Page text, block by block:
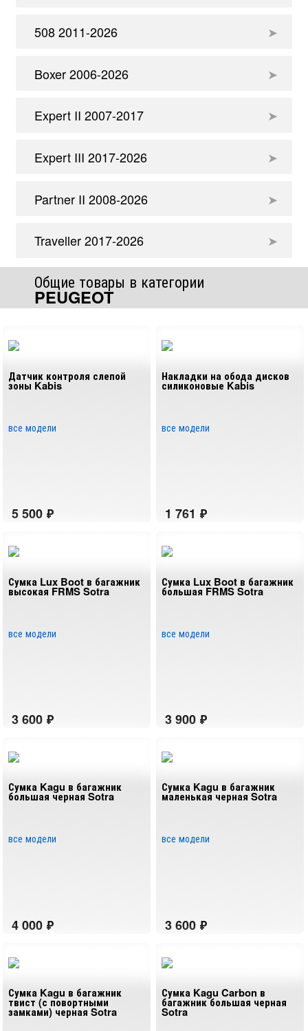
508 2011-2026
Boxer 2006-2026
Expert​ II 2007-2017
Expert​ III 2017-2026
Partner II 2008-2026
Traveller 2017-2026
Общие товары в категории
PEUGEOT
Датчик контроля слепой
зоны Kabis
все модели
Накладки на обода дисков
силиконовые Kabis
все модели
Сумка Lux Boot в багажник
высокая FRMS Sotra
все модели
Сумка Lux Boot в багажник
большая FRMS Sotra
все модели
Сумка Kagu в багажник
большая черная Sotra
все модели
Сумка Kagu в багажник
маленькая черная Sotra
все модели
Сумка Kagu в багажник
твист (с повортными
замками) черная Sotra
Сумка Kagu Carbon в
багажник большая черная
Sotra